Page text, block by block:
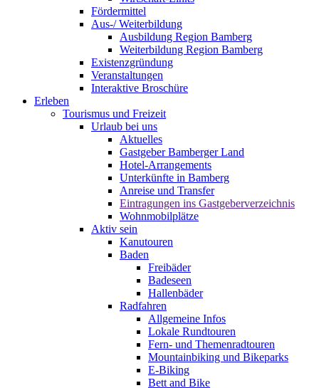
Fördermittel
Aus-/ Weiterbildung
Ausbildung Region Bamberg
Weiterbildung Region Bamberg
Existenzgründung
Veranstaltungen
Interaktive Broschüre
Erleben
Tourismus und Freizeit
Urlaub bei uns
Aktuelles
Gastgeber Bamberger Land
Hotel-Arrangements
Unterkünfte in Bamberg
Anreise und Transfer
Eintragungen ins Gastgeberverzeichnis
Wohnmobilplätze
Aktiv sein
Kanutouren
Baden
Freibäder
Badeseen
Hallenbäder
Radfahren
Allgemeine Infos
Lokale Rundtouren
Fern- und Themenradtouren
Mountainbiking und Bikeparks
E-Biking
Bett and Bike